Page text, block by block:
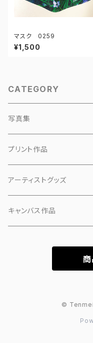
マスク 0259
¥1,500
CATEGORY
写真集
プリント作品
アーティストグッズ
小物
キャンバス作品
©